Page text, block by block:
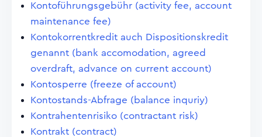
Kontoführungsgebühr (activity fee, account
maintenance fee)
Kontokorrentkredit auch Dispositionskredit
genannt (bank accomodation, agreed
overdraft, advance on current account)
Kontosperre (freeze of account)
Kontostands-Abfrage (balance inquriy)
Kontrahentenrisiko (contractant risk)
Kontrakt (contract)